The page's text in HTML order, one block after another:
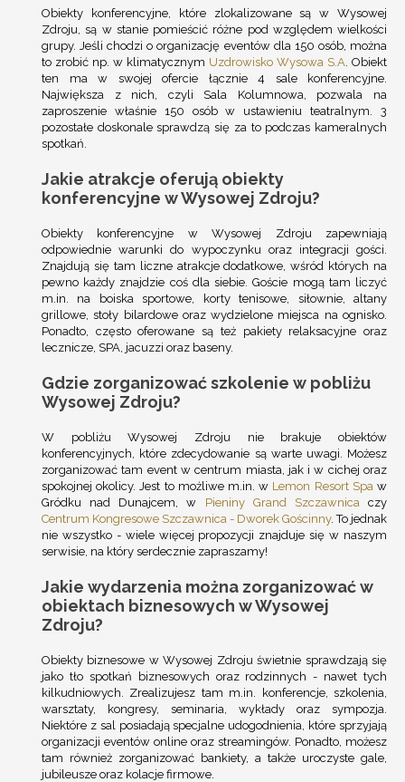
Obiekty konferencyjne, które zlokalizowane są w Wysowej
Zdroju, są w stanie pomieścić różne pod względem wielkości
grupy. Jeśli chodzi o organizację eventów dla 150 osób, można
to zrobić np. w klimatycznym Uzdrowisko Wysowa S.A . Obiekt
ten ma w swojej ofercie łącznie 4 sale konferencyjne.
Największa z nich, czyli Sala Kolumnowa, pozwala na
zaproszenie właśnie 150 osób w ustawieniu teatralnym. 3
pozostałe doskonale sprawdzą się za to podczas kameralnych
spotkań.
Jakie atrakcje oferują obiekty
konferencyjne w Wysowej Zdroju?
Obiekty konferencyjne w Wysowej Zdroju zapewniają
odpowiednie warunki do wypoczynku oraz integracji gości.
Znajdują się tam liczne atrakcje dodatkowe, wśród których na
pewno każdy znajdzie coś dla siebie. Goście mogą tam liczyć
m.in. na boiska sportowe, korty tenisowe, siłownie, altany
grillowe, stoły bilardowe oraz wydzielone miejsca na ognisko.
Ponadto, często oferowane są też pakiety relaksacyjne oraz
lecznicze, SPA, jacuzzi oraz baseny.
Gdzie zorganizować szkolenie w pobliżu
Wysowej Zdroju?
W pobliżu Wysowej Zdroju nie brakuje obiektów
konferencyjnych, które zdecydowanie są warte uwagi. Możesz
zorganizować tam event w centrum miasta, jak i w cichej oraz
spokojnej okolicy. Jest to możliwe m.in. w Lemon Resort Spa w
Gródku nad Dunajcem, w Pieniny Grand Szczawnica czy
Centrum Kongresowe Szczawnica - Dworek Gościnny. To jednak
nie wszystko - wiele więcej propozycji znajduje się w naszym
serwisie, na który serdecznie zapraszamy!
Jakie wydarzenia można zorganizować w
obiektach biznesowych w Wysowej
Zdroju?
Obiekty biznesowe w Wysowej Zdroju świetnie sprawdzają się
jako tło spotkań biznesowych oraz rodzinnych - nawet tych
kilkudniowych. Zrealizujesz tam m.in. konferencje, szkolenia,
warsztaty, kongresy, seminaria, wykłady oraz sympozja.
Niektóre z sal posiadają specjalne udogodnienia, które sprzyjają
organizacji eventów online oraz streamingów. Ponadto, możesz
tam również zorganizować bankiety, a także uroczyste gale,
jubileusze oraz kolacje firmowe.